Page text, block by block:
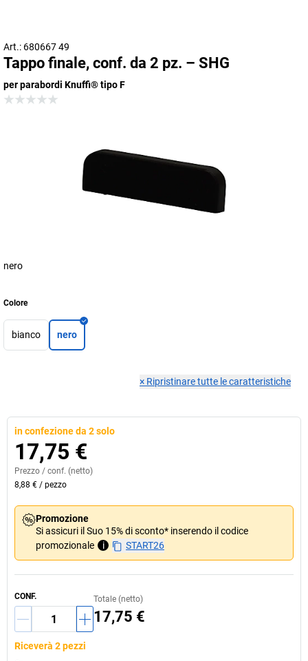
Art.: 680667 49
Tappo finale, conf. da 2 pz. – SHG
per parabordi Knuffi® tipo F
nero
Colore
bianco nero
× Ripristinare tutte le caratteristiche
in confezione da 2 solo
17,75 €
Prezzo / conf. (netto)
8,88 € / pezzo
Promozione
Si assicuri il Suo 15% di sconto* inserendo il codice
promozionale
i START26
CONF. Totale (netto)
17,75 €
Riceverà 2 pezzi